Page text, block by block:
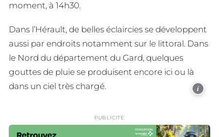
moment, à 14h30.
Dans l’Hérault, de belles éclaircies se développent
aussi par endroits notamment sur le littoral. Dans
le Nord du département du Gard, quelques
gouttes de pluie se produisent encore ici ou là
dans un ciel très chargé.
i
PUBLICITÉ